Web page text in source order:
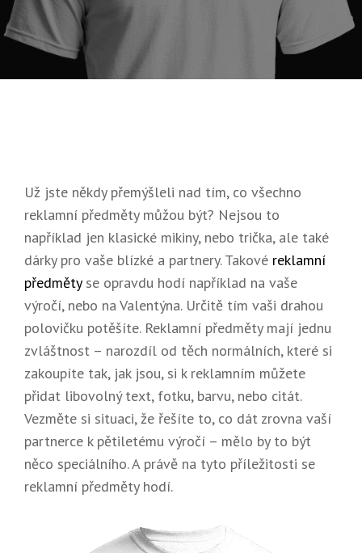
Už jste někdy přemýšleli nad tím, co všechno
reklamní předměty můžou být? Nejsou to
například jen klasické mikiny, nebo trička, ale také
dárky pro vaše blízké a partnery. Takové reklamní
předměty se opravdu hodí například na vaše
výročí, nebo na Valentýna. Určitě tím vaši drahou
polovičku potěšíte. Reklamní předměty mají jednu
zvláštnost – narozdíl od těch normálních, které si
zakoupíte tak, jak jsou, si k reklamním můžete
přidat libovolný text, fotku, barvu, nebo citát.
Vezměte si situaci, že řešíte to, co dát zrovna vaší
partnerce k pětiletému výročí – mělo by to být
něco speciálního. A právě na tyto příležitosti se
reklamní předměty hodí.